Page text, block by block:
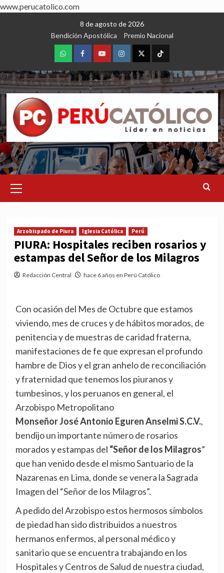
www.perucatolico.com
8 de agosto de 2026
Bendición Apostólica
Premio Nacional
WhatsAppFacebookYoutubeInstagram
X TikTok
Menu
Arzobispado de Piura Iglesia Católica Perú
PIURA: Hospitales reciben rosarios y
estampas del Señor de los Milagros
Redacción Central hace 6 años en Perú Católico
Con ocasión del Mes de Octubre que estamos
viviendo, mes de cruces y de hábitos morados, de
penitencia y de muestras de caridad fraterna,
manifestaciones de fe que expresan el profundo
hambre de Dios y el gran anhelo de reconciliación
y fraternidad que tenemos los piuranos y
tumbesinos, y los peruanos en general, el
Arzobispo Metropolitano
Monseñor José Antonio Eguren Anselmi S.C.V.,
bendijo un importante número de rosarios
morados y estampas del “Señor de los Milagros”
que han venido desde el mismo Santuario de la
Nazarenas en Lima, donde se venera la Sagrada
Imagen del “Señor de los Milagros”.
A pedido del Arzobispo estos hermosos símbolos
de piedad han sido distribuidos a nuestros
hermanos enfermos, al personal médico y
sanitario que se encuentra trabajando en los
Hospitales y Centros de Salud de nuestra ciudad,